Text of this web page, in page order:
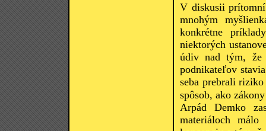
V diskusii
mnohým
konkrétne
niektorých
údiv nad tým, že
podnikateľov
seba prebrali
spôsob, ako
Arpád Demko
materiáloch málo